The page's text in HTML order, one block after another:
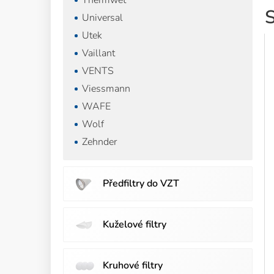
Universal
Utek
Vaillant
VENTS
Viessmann
WAFE
Wolf
Zehnder
Předfiltry do VZT
Kuželové filtry
Kruhové filtry